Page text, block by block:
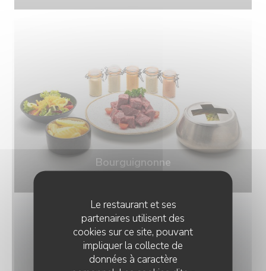
Le restaurant et ses
partenaires utilisent des
cookies sur ce site, pouvant
impliquer la collecte de
données à caractère
Bourguignonne